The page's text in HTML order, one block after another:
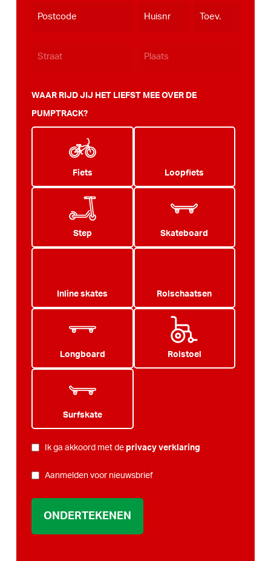
JJJJ
WAAR RIJD JIJ HET LIEFST MEE OVER DE
PUMPTRACK?
Fiets Loopfiets
Step Skateboard
Inline skates Rolschaatsen
Longboard Rolstoel
Surfskate
PRIVACYIk ga akkoord met de privacy verklaring
NIEUWSBRIEF
Aanmelden voor nieuwsbrief